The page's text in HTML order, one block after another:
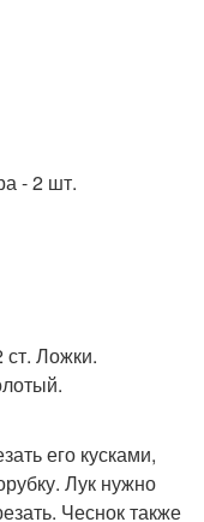
- 2 шт.
ст. Ложки.
его кусками,
Лук нужно
Чеснок также